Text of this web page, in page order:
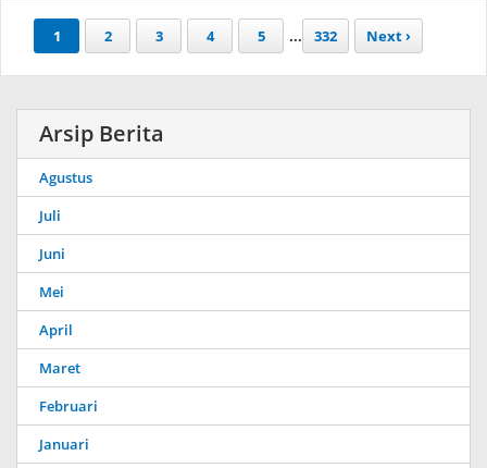
1 2 3 4 5 ... 332 Next ›
Arsip Berita
Agustus
Juli
Juni
Mei
April
Maret
Februari
Januari